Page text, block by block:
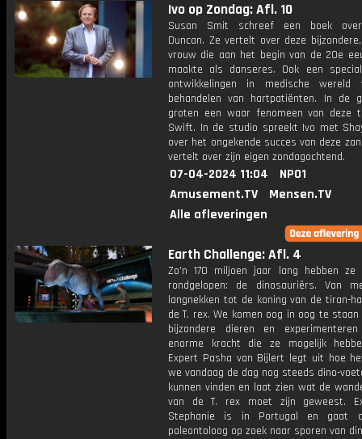
Ivo op Zondag: Afl. 10
Susan Smit schreef een boek
Duncan. Ze vertelt over deze
vrouw die aan het begin van de 20e
maakte als danseres. Ook een
ontwikkelingen in medische wereld
behandelen van hartpatiënten. In de
groten een waar fenomeen van deze
Swift. In de studio spreekt Ivo met
over het ongekende succes van deze
vertelt over zijn eigen zondagochtend.
07-04-2024 11:04
NPO1
Amusement.TV
Mensen.TV
Alle afleveringen
Earth Challenge: Afl. 4
Zo'n 170 miljoen jaar lang hebben ze
rondgelopen: de dinosauriërs. Van
langnekken tot de koning van de tiran-
de T. rex. We komen oog in oog te
bijzondere dieren en
enorme kracht die ze mogelijk
Expert Pasha van Bijlert legt uit hoe
we vandaag de dag nog steeds dino-
kunnen vinden en laat zien wat de
van de T. rex moet zijn geweest.
Stephanie is in Portugal en gaat
paleontoloog op zoek naar sporen van